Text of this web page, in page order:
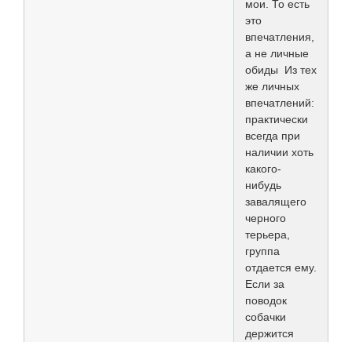
мои. То есть
это
впечатления,
а не личные
обиды Из тех
же личных
впечатлений:
практически
всегда при
наличии хоть
какого-
нибудь
завалящего
черного
терьера,
группа
отдается ему.
Если за
поводок
собачки
держится